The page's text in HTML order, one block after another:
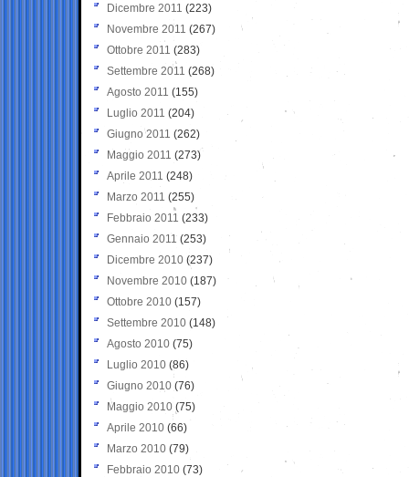
Dicembre 2011 (223)
Novembre 2011 (267)
Ottobre 2011 (283)
Settembre 2011 (268)
Agosto 2011 (155)
Luglio 2011 (204)
Giugno 2011 (262)
Maggio 2011 (273)
Aprile 2011 (248)
Marzo 2011 (255)
Febbraio 2011 (233)
Gennaio 2011 (253)
Dicembre 2010 (237)
Novembre 2010 (187)
Ottobre 2010 (157)
Settembre 2010 (148)
Agosto 2010 (75)
Luglio 2010 (86)
Giugno 2010 (76)
Maggio 2010 (75)
Aprile 2010 (66)
Marzo 2010 (79)
Febbraio 2010 (73)